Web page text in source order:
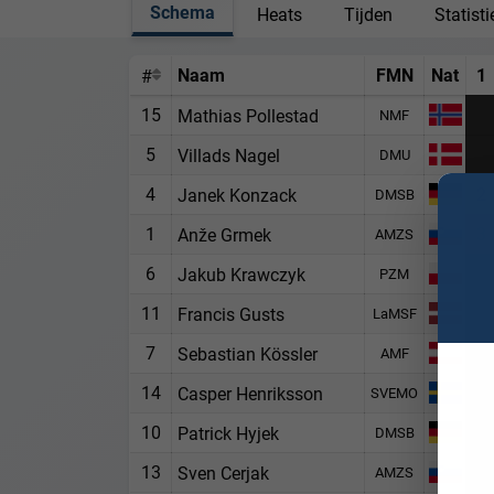
Schema Heats Tijden
# Naam FMN Nat 1
15
Mathias Pollestad NMF
5 Villads Nagel DMU
4 Janek Konzack DMSB
1 Anže Grmek AMZS
6 Jakub Krawczyk PZM
11 Francis Gusts LaMSF
7 Sebastian Kössler AMF
14 Casper Henriksson SVEMO
10 Patrick Hyjek DMSB
13 Sven Cerjak AMZS